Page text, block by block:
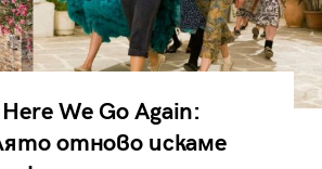
We Go Again:
отново искаме